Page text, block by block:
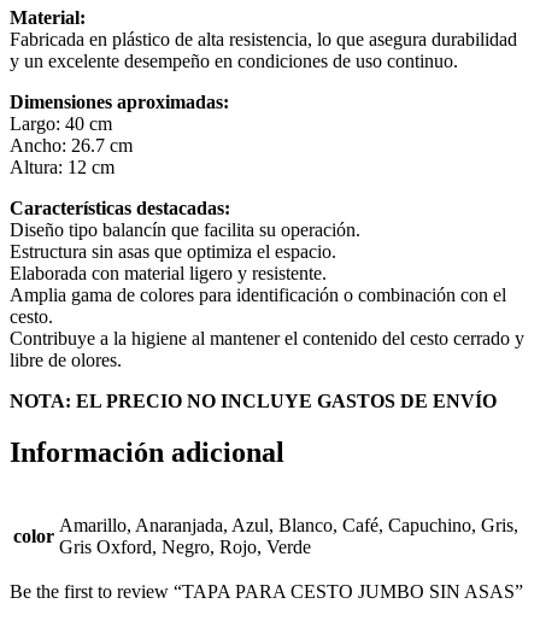
Material:
Fabricada en plástico de alta resistencia, lo que asegura durabilidad
y un excelente desempeño en condiciones de uso continuo.
Dimensiones aproximadas:
Largo: 40 cm
Ancho: 26.7 cm
Altura: 12 cm
Características destacadas:
Diseño tipo balancín que facilita su operación.
Estructura sin asas que optimiza el espacio.
Elaborada con material ligero y resistente.
Amplia gama de colores para identificación o combinación con el
cesto.
Contribuye a la higiene al mantener el contenido del cesto cerrado y
libre de olores.
NOTA: EL PRECIO NO INCLUYE GASTOS DE ENVÍO
Información adicional
color
Amarillo, Anaranjada, Azul, Blanco, Café, Capuchino, Gris,
Gris Oxford, Negro, Rojo, Verde
Be the first to review “TAPA PARA CESTO JUMBO SIN ASAS”